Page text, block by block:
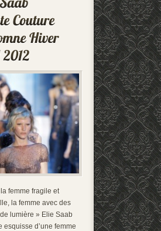
la femme fragile et
la femme avec des
lumière » Elie Saab
esquisse d’une femme